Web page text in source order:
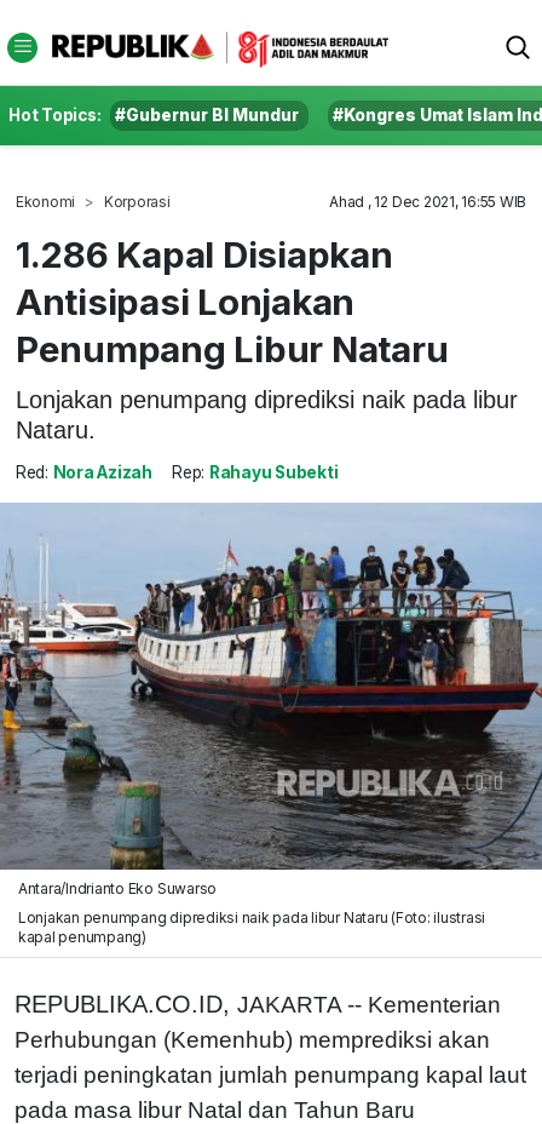
Hot Topics: #Gubernur BI Mundur #Kongres Umat Islam
Ekonomi Korporasi Ahad , 12 Dec 2021, 16:55 WIB
1.286 Kapal Disiapkan
Antisipasi Lonjakan
Penumpang Libur Nataru
Lonjakan penumpang diprediksi naik pada libur
Nataru.
Red: Nora Azizah Rep: Rahayu Subekti
Antara/Indrianto Eko Suwarso
Lonjakan penumpang diprediksi naik pada libur Nataru (Foto: ilustrasi
kapal penumpang)
REPUBLIKA.CO.ID, JAKARTA -- Kementerian
Perhubungan (Kemenhub) memprediksi akan
terjadi peningkatan jumlah penumpang kapal laut
pada masa libur Natal dan Tahun Baru